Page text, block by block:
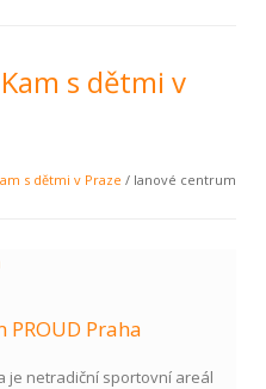
s dětmi v
s dětmi v Praze / lanové centrum
PROUD Praha
je netradiční sportovní areál